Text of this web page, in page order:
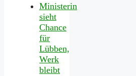
Ministerin
sieht
Chance
für
Lübben,
Werk
bleibt